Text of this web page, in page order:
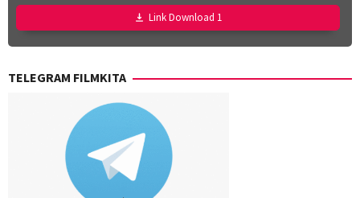
Gabriela,
Ryan
Adriandhy
Link Download 1
TELEGRAM FILMKITA